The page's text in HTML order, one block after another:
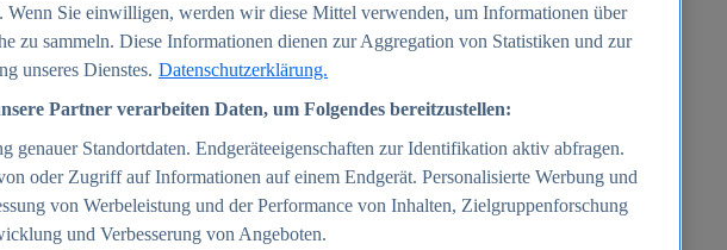
Wenn Sie einwilligen, werden wir diese Mittel verwenden, um Informationen über
zu sammeln. Diese Informationen dienen zur Aggregation von Statistiken und zur
unseres Dienstes. Datenschutzerklärung.
Partner verarbeiten Daten, um Folgendes bereitzustellen:
genauer Standortdaten. Endgeräteeigenschaften zur Identifikation aktiv abfragen.
oder Zugriff auf Informationen auf einem Endgerät. Personalisierte Werbung und
von Werbeleistung und der Performance von Inhalten, Zielgruppenforschung
und Verbesserung von Angeboten.